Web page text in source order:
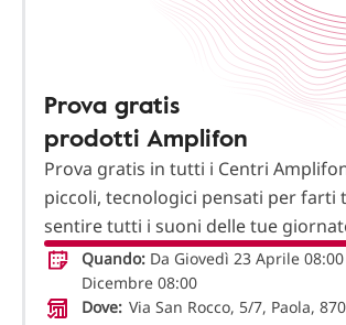
Prova gratis
prodotti Amplifon
Prova gratis in tutti i Centri
piccoli, tecnologici pensati per farti
sentire tutti i suoni delle tue
Quando: Da Giovedì 23 Aprile
Dicembre 08:00
Dove: Via San Rocco, 5/7, Paola,